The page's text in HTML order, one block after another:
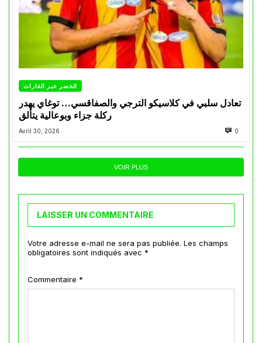
الخضر عبر القارات
تعادل سلبي في كلاسيكو الترجي والصفاقسي… توغاي يهدر
ركلة جزاء وبوعالية يتألق
Avril 30, 2026 0
VOIR PLUS
LAISSER UN COMMENTAIRE
Votre adresse e-mail ne sera pas publiée. Les champs
obligatoires sont indiqués avec *
Commentaire *